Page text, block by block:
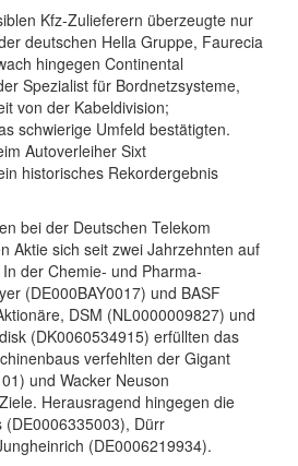
Kfz-Zulieferern überzeugte nur
deutschen Hella Gruppe, Faurecia
hingegen Continental
Spezialist für Bordnetzsysteme,
von der Kabeldivision;
schwierige Umfeld bestätigten.
Autoverleiher Sixt
historisches Rekordergebnis
bei der Deutschen Telekom
Aktie sich seit zwei Jahrzehnten auf
der Chemie- und Pharma-
(DE000BAY0017) und BASF
DSM (NL0000009827) und
(DK0060534915) erfüllten das
verfehlten der Gigant
und Wacker Neuson
Herausragend hingegen die
(DE0006335003), Dürr
(DE0006219934).